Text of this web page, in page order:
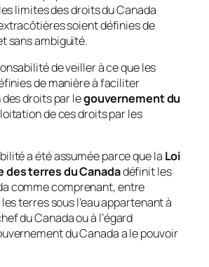
limites des droits du Canada
soient définies de
sans ambiguïté.
de veiller à ce que les
de manière à faciliter
droits par legouvernement du
de ces droits par les
a été assumée parce que la Loi
des terres du Canadadéfinit les
comme comprenant, entre
terres sous l’eau appartenant à
du Canada ou à l’égard
du Canada a le pouvoir